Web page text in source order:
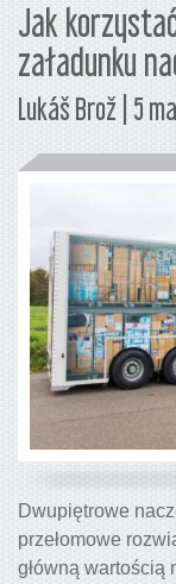
Jak
załadunku
Lukáš Brož | 5
Dwupiętrowe
przełomowe
główną wartością